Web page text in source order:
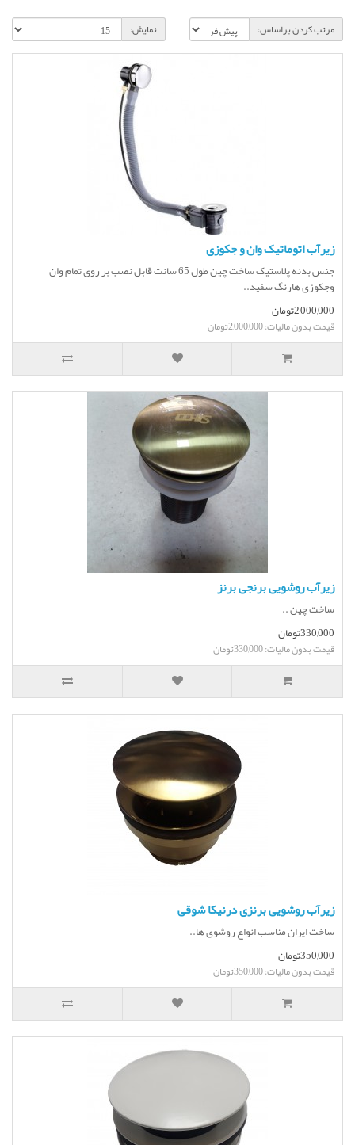
مرتب کردن براساس:
نمایش:
زیرآب اتوماتیک وان و جکوزی
جنس بدنه پلاستیک ساخت چین طول 65 سانت قابل نصب بر روی تمام وان
وجکوزی هارنگ سفید..
2,000,000تومان
قیمت بدون مالیات: 2,000,000تومان
زیرآب روشویی برنجی برنز
ساخت چین ..
330,000تومان
قیمت بدون مالیات: 330,000تومان
زیرآب روشویی برنزی درنیکا شوقی
ساخت ایران مناسب انواع روشوی ها..
350,000تومان
قیمت بدون مالیات: 350,000تومان